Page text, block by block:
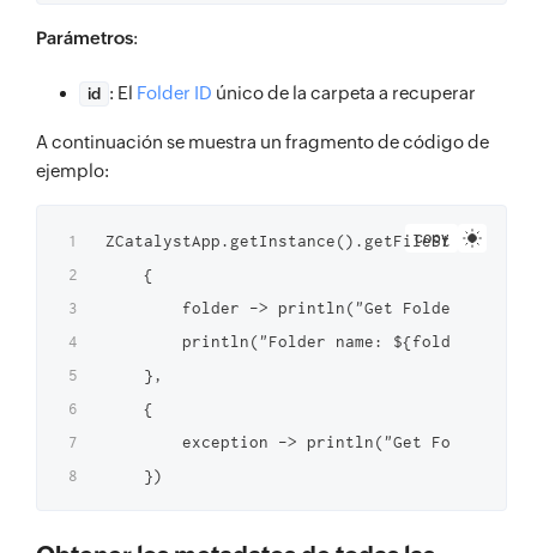
Parámetros:
id : El Folder ID único de la carpeta a recuperar
A continuación se muestra un fragmento de código de
ejemplo:
copy
    {
folder -> println("Get Folder
println("Folder name: ${folder.name}
    },
    {
exception -> println("Get Folder